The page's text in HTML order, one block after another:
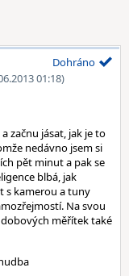
01:18)
Dohráno
začnu jásat, jak je to
nedávno jsem si
pět minut a pak se
blbá, jak
s kamerou a tuny
Na svou
měřítek také